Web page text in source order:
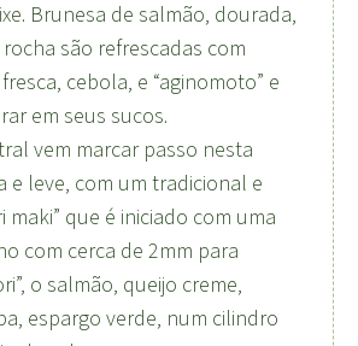
Brunesa de salmão, dourada,
são refrescadas com
cebola, e “aginomoto” e
em seus sucos.
vem marcar passo nesta
e leve, com um tradicional e
maki” que é iniciado com uma
com cerca de 2mm para
o salmão, queijo creme,
espargo verde, num cilindro